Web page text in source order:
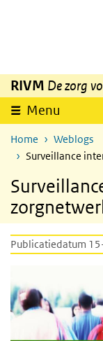
Overslaan en naar
RIVM De zorg
Menu
Home
Weblogs
Surveillance
Publicatiedatum